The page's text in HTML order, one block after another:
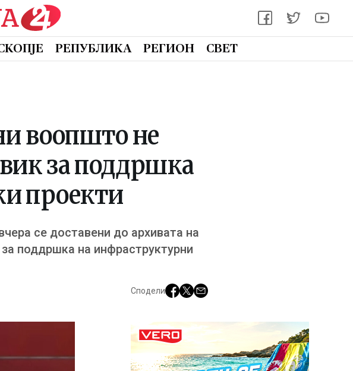
РЕПУБЛИКА РЕГИОН СВЕТ
воопшто не
за поддршка
проекти
се доставени до архивата на
поддршка на инфраструктурни
Сподели